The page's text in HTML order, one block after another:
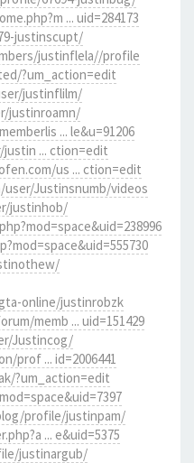
... uid=284173
justinscupt/
justinflela//profile
?um_action=edit
justinflilm/
justinroamn/
... le&u=91206
... ction=edit
us ... ction=edit
Justinsnumb/videos
justinhob/
online/justinrobzk
memb ... uid=151429
Justincog/
prof ... id=2006441
?um_action=edit
profile/justinpam/
... e&uid=5375
justinargub/